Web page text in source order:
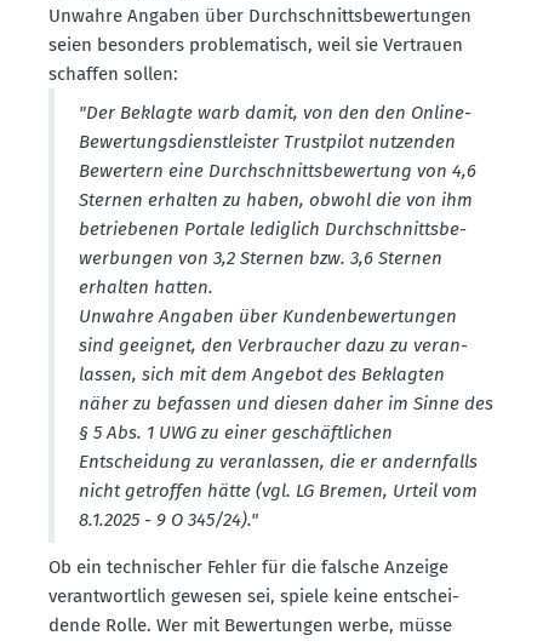
Unwahre Angaben über Durch­schnitts­be­wer­tungen
seien besonders proble­ma­tisch, weil sie Vertrauen
schaffen sollen:
"Der Beklagte warb damit, von den den Online-
Bewer­tungs­dienst­leister Trust­pilot nutzenden
Bewertern eine Durch­schnitts­be­wertung von 4,6
Sternen erhalten zu haben, obwohl die von ihm
betrie­benen Portale lediglich Durch­schnitts­be­
wer­bungen von 3,2 Sternen bzw. 3,6 Sternen
erhalten hatten.
Unwahre Angaben über Kunden­be­wer­tungen
sind geeignet, den Verbraucher dazu zu veran­
lassen, sich mit dem Angebot des Beklagten
näher zu befassen und diesen daher im Sinne des
§ 5 Abs. 1 UWG zu einer geschäft­lichen
Entscheidung zu veran­lassen, die er andern­falls
nicht getroffen hätte (vgl. LG Bremen, Urteil vom
8.1.2025 - 9 O 345/24)."
Ob ein techni­scher Fehler für die falsche Anzeige
verant­wortlich gewesen sei, spiele keine entschei­
dende Rolle. Wer mit Bewer­tungen werbe, müsse